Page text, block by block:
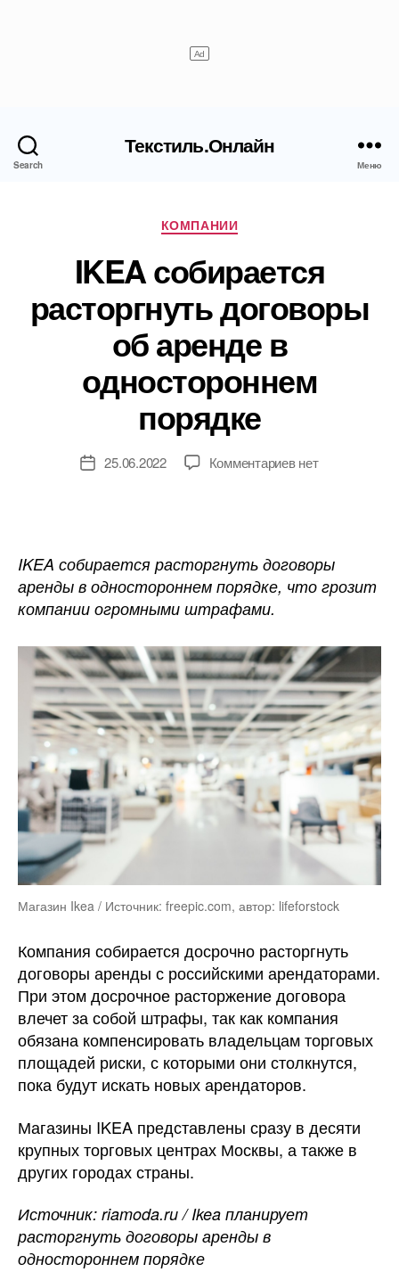
Search
Текстиль.Онлайн
Меню
Рубрики
КОМПАНИИ
IKEA собирается
расторгнуть договоры
об аренде в
одностороннем
порядке
Дата25.06.2022 Комментариевк
договоры
аренде
порядке
нет
IKEA собирается расторгнуть договоры
аренды в одностороннем порядке, что грозит
компании огромными штрафами.
Магазин Ikea / Источник: freepic.com, автор: lifeforstock
Компания собирается досрочно расторгнуть
договоры аренды с российскими арендаторами.
При этом досрочное расторжение договора
влечет за собой штрафы, так как компания
обязана компенсировать владельцам торговых
площадей риски, с которыми они столкнутся,
пока будут искать новых арендаторов.
Магазины IKEA представлены сразу в десяти
крупных торговых центрах Москвы, а также в
других городах страны.
Источник: riamoda.ru / Ikea планирует
расторгнуть договоры аренды в
одностороннем порядке